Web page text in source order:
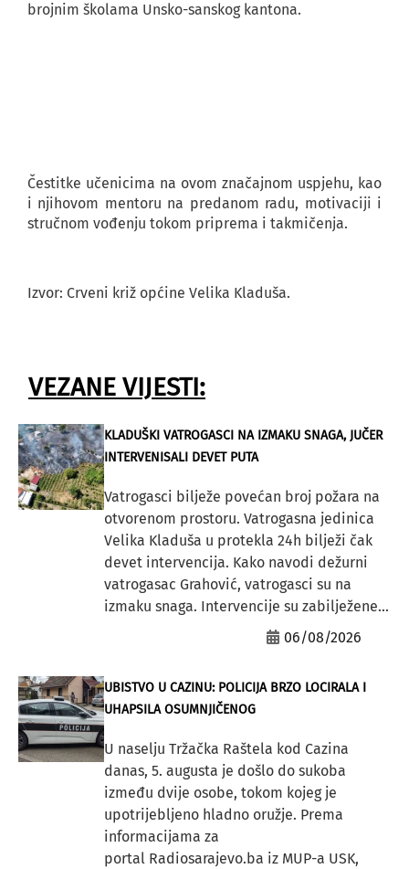
brojnim školama Unsko-sanskog kantona.
Čestitke učenicima na ovom značajnom uspjehu, kao
i njihovom mentoru na predanom radu, motivaciji i
stručnom vođenju tokom priprema i takmičenja.
Izvor: Crveni križ općine Velika Kladuša.
VEZANE VIJESTI:
KLADUŠKI VATROGASCI NA IZMAKU SNAGA, JUČER
INTERVENISALI DEVET PUTA
Vatrogasci bilježe povećan broj požara na
otvorenom prostoru. Vatrogasna jedinica
Velika Kladuša u protekla 24h bilježi čak
devet intervencija. Kako navodi dežurni
vatrogasac Grahović, vatrogasci su na
izmaku snaga. Intervencije su zabilježene...
06/08/2026
UBISTVO U CAZINU: POLICIJA BRZO LOCIRALA I
UHAPSILA OSUMNJIČENOG
U naselju Tržačka Raštela kod Cazina
danas, 5. augusta je došlo do sukoba
između dvije osobe, tokom kojeg je
upotrijebljeno hladno oružje. Prema
informacijama za
portal Radiosarajevo.ba iz MUP-a USK,